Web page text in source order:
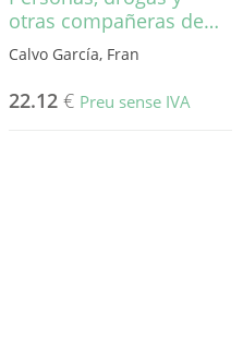
otras compañeras de…
Calvo García, Fran
22.12 € Preu sense IVA